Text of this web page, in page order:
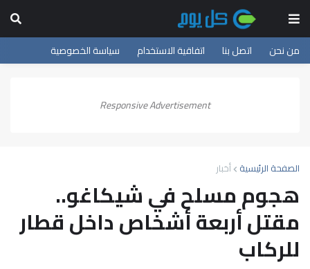
من نحن اتصل بنا اتفاقية الاستخدام سياسة الخصوصية
Responsive Advertisement
الصفحة الرئيسية أخبار
هجوم مسلح في شيكاغو..
مقتل أربعة أشخاص داخل قطار
للركاب